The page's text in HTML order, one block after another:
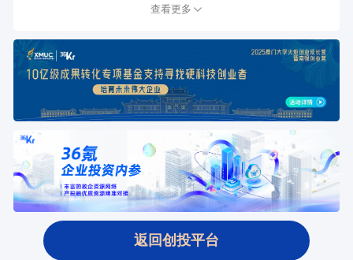
查看更多
返回创投平台